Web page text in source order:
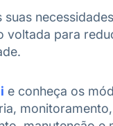
voltada para
e conheça os
monitoramento,